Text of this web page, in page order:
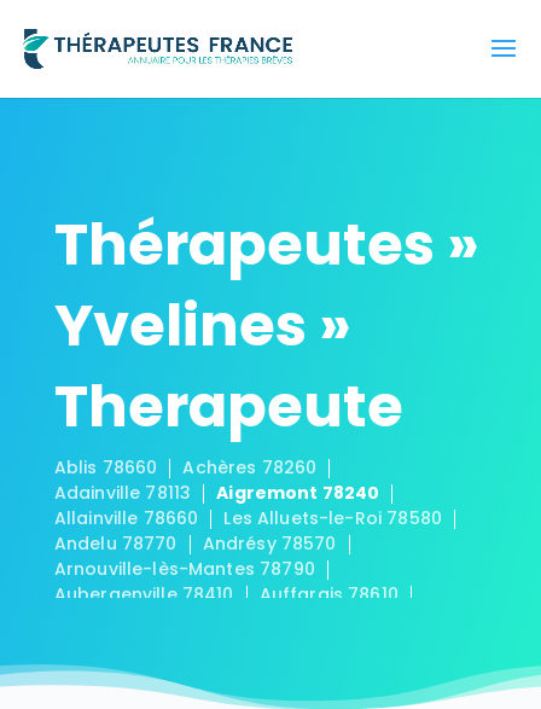
Thérapeutes »
Yvelines »
Therapeute
Ablis 78660
Achères 78260
Adainville 78113
Aigremont 78240
Allainville 78660
Les Alluets-le-Roi 78580
Andelu 78770
Andrésy 78570
Arnouville-lès-Mantes 78790
Aubergenville 78410
Auffargis 78610
Autouillet 78770
Bazainville 78550
Bazemont 78580